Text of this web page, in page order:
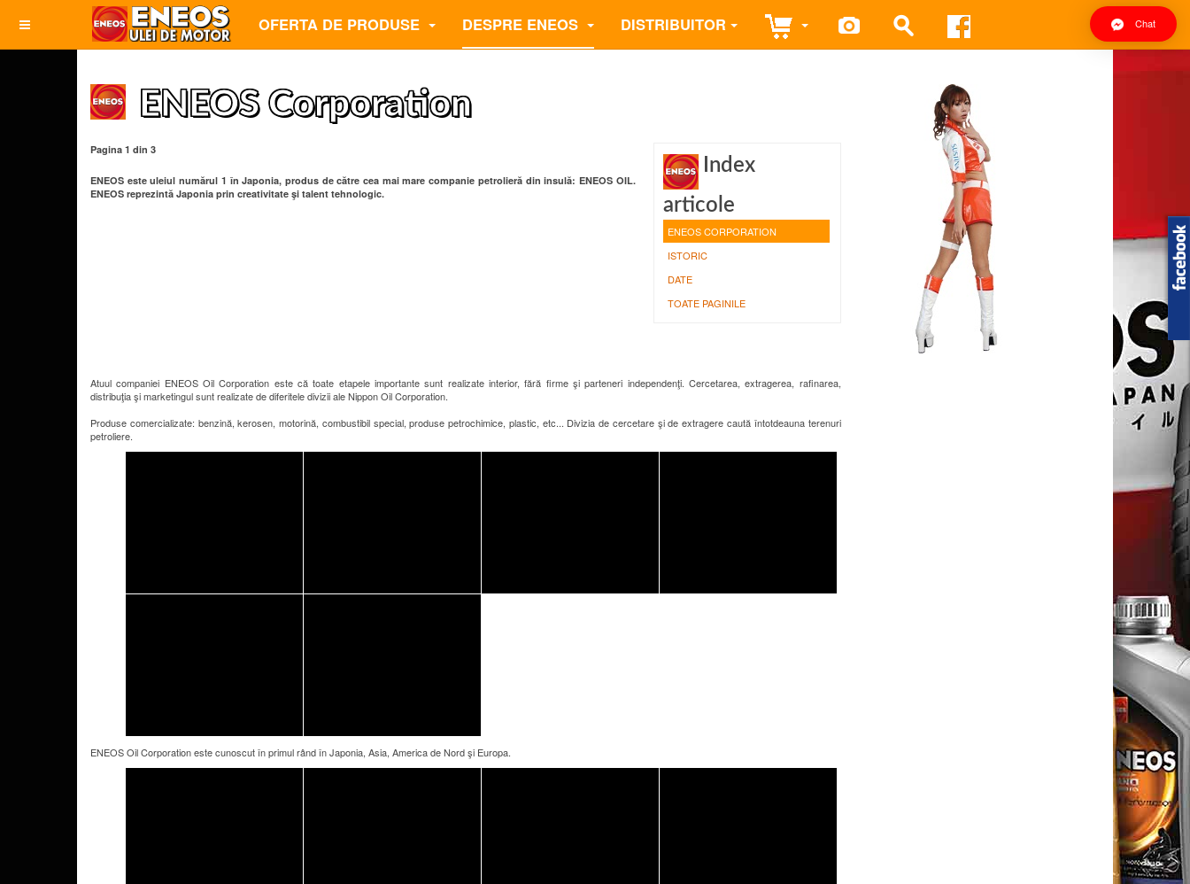
Chat
OFERTA DE PRODUSE DESPRE ENEOS DISTRIBUITOR
ENEOS Corporation
Index
articole
ENEOS CORPORATION
ISTORIC
DATE
TOATE PAGINILE
Pagina 1 din 3
ENEOS este uleiul numărul 1 în Japonia, produs de către cea mai mare companie petrolieră din insulă: ENEOS OIL.
ENEOS reprezintă Japonia prin creativitate şi talent tehnologic.
Atuul companiei ENEOS Oil Corporation este că toate etapele importante sunt realizate interior, fără firme şi parteneri independenţi. Cercetarea, extragerea, rafinarea,
distribuţia şi marketingul sunt realizate de diferitele divizii ale Nippon Oil Corporation.
Produse comercializate: benzină, kerosen, motorină, combustibil special, produse petrochimice, plastic, etc... Divizia de cercetare şi de extragere caută întotdeauna terenuri
petroliere.
ENEOS Oil Corporation este cunoscut în primul rând în Japonia, Asia, America de Nord şi Europa.